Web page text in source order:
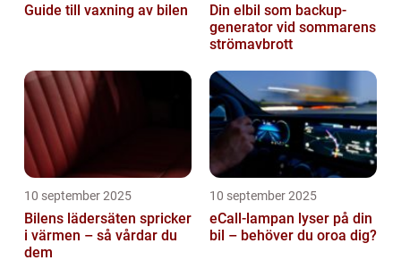
Guide till vaxning av bilen
Din elbil som backup-
generator vid sommarens
strömavbrott
10 september 2025
Bilens lädersäten spricker
i värmen – så vårdar du
dem
10 september 2025
eCall-lampan lyser på din
bil – behöver du oroa dig?